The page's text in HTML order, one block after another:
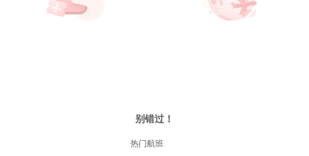
别错过！
热门航班